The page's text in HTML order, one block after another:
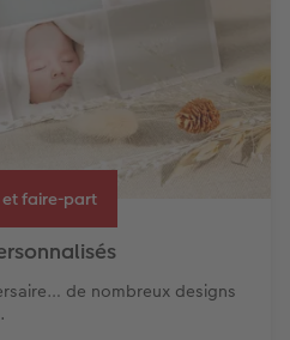
faire-part
de nombreux designs